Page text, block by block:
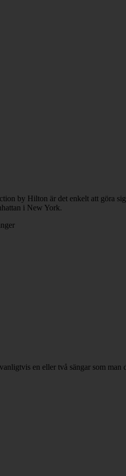
by Hilton är det enkelt att göra
i New York.
en eller två sängar som man